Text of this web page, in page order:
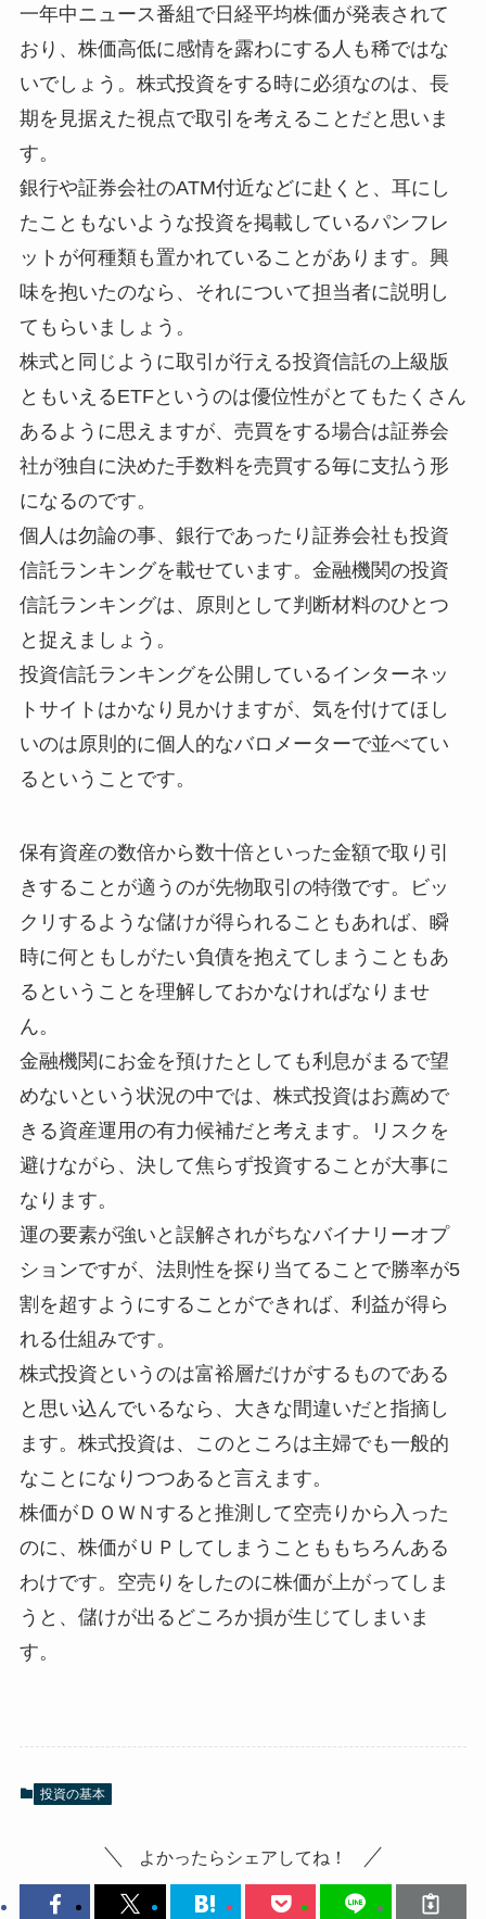
一年中ニュース番組で日経平均株価が発表されて
おり、株価高低に感情を露わにする人も稀ではな
いでしょう。株式投資をする時に必須なのは、長
期を見据えた視点で取引を考えることだと思いま
す。
銀行や証券会社のATM付近などに赴くと、耳にし
たこともないような投資を掲載しているパンフレ
ットが何種類も置かれていることがあります。興
味を抱いたのなら、それについて担当者に説明し
てもらいましょう。
株式と同じように取引が行える投資信託の上級版
ともいえるETFというのは優位性がとてもたくさん
あるように思えますが、売買をする場合は証券会
社が独自に決めた手数料を売買する毎に支払う形
になるのです。
個人は勿論の事、銀行であったり証券会社も投資
信託ランキングを載せています。金融機関の投資
信託ランキングは、原則として判断材料のひとつ
と捉えましょう。
投資信託ランキングを公開しているインターネッ
トサイトはかなり見かけますが、気を付けてほし
いのは原則的に個人的なバロメーターで並べてい
るということです。
保有資産の数倍から数十倍といった金額で取り引
きすることが適うのが先物取引の特徴です。ビッ
クリするような儲けが得られることもあれば、瞬
時に何ともしがたい負債を抱えてしまうこともあ
るということを理解しておかなければなりませ
ん。
金融機関にお金を預けたとしても利息がまるで望
めないという状況の中では、株式投資はお薦めで
きる資産運用の有力候補だと考えます。リスクを
避けながら、決して焦らず投資することが大事に
なります。
運の要素が強いと誤解されがちなバイナリーオプ
ションですが、法則性を探り当てることで勝率が5
割を超すようにすることができれば、利益が得ら
れる仕組みです。
株式投資というのは富裕層だけがするものである
と思い込んでいるなら、大きな間違いだと指摘し
ます。株式投資は、このところは主婦でも一般的
なことになりつつあると言えます。
株価がＤＯＷＮすると推測して空売りから入った
のに、株価がＵＰしてしまうことももちろんある
わけです。空売りをしたのに株価が上がってしま
うと、儲けが出るどころか損が生じてしまいま
す。
投資の基本
よかったらシェアしてね！